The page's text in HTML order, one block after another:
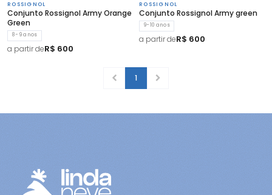
ROSSIGNOL
Conjunto Rossignol Army Orange
Green
8-9 anos
a partir deR$ 600
ROSSIGNOL
Conjunto Rossignol Army green
9-10 anos
a partir deR$ 600
1